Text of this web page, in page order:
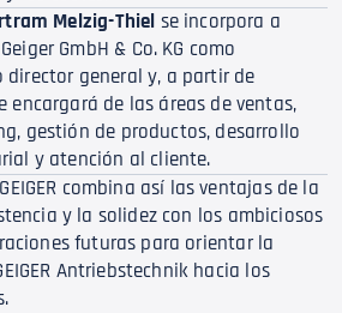
Melzig-Thiel se incorpora a
GmbH & Co. KG como
director general y, a partir de
encargará de las áreas de ventas,
gestión de productos, desarrollo
y atención al cliente.
combina así las ventajas de la
y la solidez con los ambiciosos
futuras para orientar la
Antriebstechnik hacia los